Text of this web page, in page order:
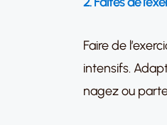
Faire de
intensifs.
nagez ou